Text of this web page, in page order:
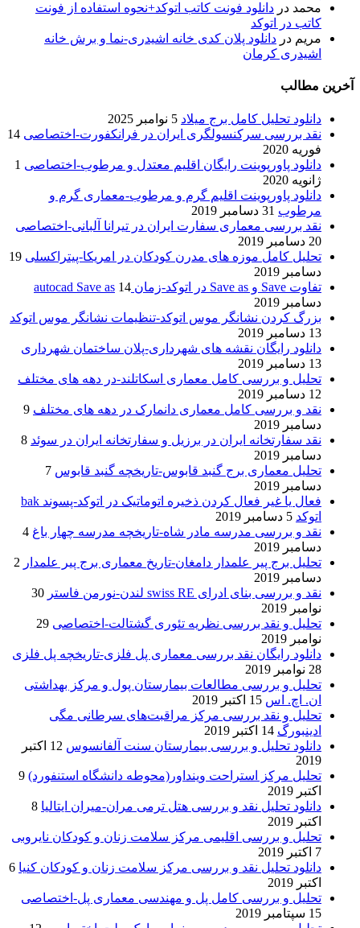
محمد در دانلود فونت کاتب اتوکد+نحوه استفاده از فونت
کاتب در اتوکد
مریم در دانلود پلان کدی خانه اشیدری-نما و برش خانه
اشیدری کرمان
آخرین مطالب
دانلود تحلیل کامل برج میلاد 5 نوامبر 2025
نقد بررسی سرکنسولگری ایران در فرانکفورت-اختصاصی 14
فوریه 2020
دانلود پاورپوینت رایگان اقلیم معتدل و مرطوب-اختصاصی 1
ژانویه 2020
دانلود پاورپوینت اقلیم گرم و مرطوب-معماری گرم و
مرطوب 31 دسامبر 2019
نقد بررسی معماری سفارت ایران در تیرانا آلبانی-اختصاصی
20 دسامبر 2019
تحلیل کامل موزه های مدرن کودکان در امریکا-پیتراکسلی 19
دسامبر 2019
تفاوت Save و Save as در اتوکد-زمان autocad Save as
14
دسامبر 2019
بزرگ کردن نشانگر موس اتوکد-تنظیمات نشانگر موس اتوکد
13 دسامبر 2019
دانلود رایگان نقشه های شهرداری-پلان ساختمان شهرداری
13 دسامبر 2019
تحلیل و بررسی کامل معماری اسکاتلند-در دهه های مختلف
12 دسامبر 2019
نقد و بررسی کامل معماری دانمارک در دهه های مختلف 9
دسامبر 2019
نقد سفارتخانه ایران در برزیل و سفارتخانه ایران در سوئد 8
دسامبر 2019
تحلیل معماری برج گنبد قابوس-تاریخچه گنبد قابوس 7
دسامبر 2019
فعال یا غیر فعال کردن ذخیره اتوماتیک در اتوکد-پسوند bak
اتوکد 5 دسامبر 2019
نقد و بررسی مدرسه مادر شاه-تاریخچه مدرسه چهار باغ 4
دسامبر 2019
تحلیل برج پیر علمدار دامغان-تاریخ معماری برج پیر علمدار 2
دسامبر 2019
نقد و بررسی بنای ادرای swiss RE لندن-نورمن فاستر
30
نوامبر 2019
تحلیل و نقد بررسی نظریه تئوری گشتالت-اختصاصی 29
نوامبر 2019
دانلود رایگان نقد بررسی معماری پل فلزی-تاریخچه پل فلزی
28 نوامبر 2019
تحلیل و بررسی مطالعات بیمارستان پول و مرکز بهداشتی
ان. اچ. اس 15 اکتبر 2019
تحلیل و نقد بررسی مرکز مراقبت‌های سرطانی مگی
ادینبورگ 14 اکتبر 2019
دانلود تحلیل و بررسی بیمارستان سنت آلفانسوس
12 اکتبر
2019
تحلیل مرکز استراحت وینداور(محوطه دانشگاه استنفورد) 9
اکتبر 2019
دانلود تحلیل نقد و بررسی هتل ترمی مران-میران ایتالیا 8
اکتبر 2019
تحلیل و بررسی اقلیمی مرکز سلامت زنان و کودکان نایروبی
7 اکتبر 2019
دانلود تحلیل نقد و بررسی مرکز سلامت زنان و کودکان کنیا 6
اکتبر 2019
تحلیل و بررسی کامل پل و مهندسی معماری پل-اختصاصی
15 سپتامبر 2019